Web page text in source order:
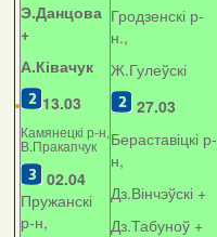
Э.Данцова
+
А.Ківачук
13.03
Камянецкі р-н,
В.Пракапчук
02.04
Пружанскі
р-н,
Гродзенскі р-
н.,
Ж.Гулеўскі
27.03
Бераставіцкі р-
н,
Дз.Вінчэўскі +
Дз.Табуноў +